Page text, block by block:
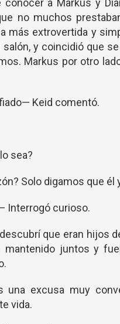
a Markus y
no muchos
más extrovertida y
y coincidió que
Markus por otro
Keid comentó.
sea?
Solo digamos que él
Interrogó curioso.
que eran hijos
mantenido juntos y
una excusa muy
vida.